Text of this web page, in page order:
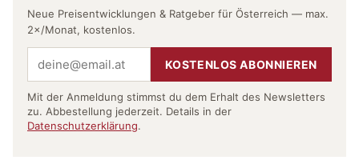
Neue Preisentwicklungen & Ratgeber für Österreich — max.
2×/Monat, kostenlos.
KOSTENLOS ABONNIEREN
Mit der Anmeldung stimmst du dem Erhalt des Newsletters
zu. Abbestellung jederzeit. Details in der
Datenschutzerklärung.